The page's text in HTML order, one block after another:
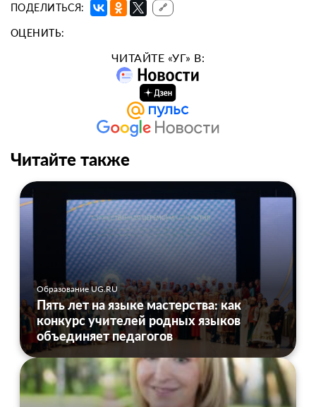
ПОДЕЛИТЬСЯ: 🔗
ОЦЕНИТЬ:
ЧИТАЙТЕ «УГ» В:
Читайте также
Образование UG.RU
Пять лет на языке мастерства: как
конкурс учителей родных языков
объединяет педагогов